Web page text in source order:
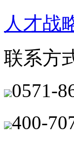
人才战
联系方
0571-
400-